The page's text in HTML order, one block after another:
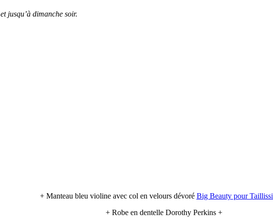
et jusqu’à dimanche soir.
+ Manteau bleu violine avec col en velours dévoré Big Beauty pour
+ Robe en dentelle Dorothy Perkins +